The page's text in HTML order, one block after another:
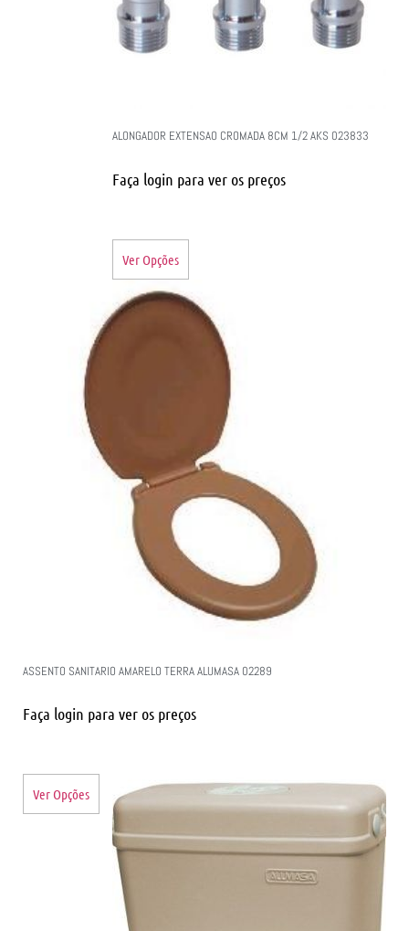
ALONGADOR EXTENSAO CROMADA 8CM 1/2 AKS 023833
Faça login para ver os preços
Ver Opções
ASSENTO SANITARIO AMARELO TERRA ALUMASA 02289
Faça login para ver os preços
Ver Opções